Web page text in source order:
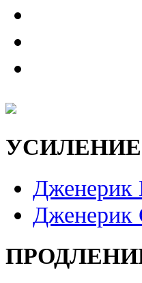
Дженерик
Дженерик